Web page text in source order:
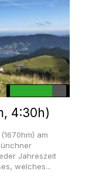
4:30h)
am
Jahreszeit
welches...